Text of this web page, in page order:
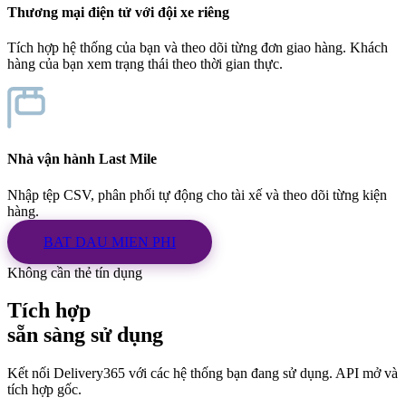
Thương mại điện tử với đội xe riêng
Tích hợp hệ thống của bạn và theo dõi từng đơn giao hàng. Khách
hàng của bạn xem trạng thái theo thời gian thực.
Nhà vận hành Last Mile
Nhập tệp CSV, phân phối tự động cho tài xế và theo dõi từng kiện
hàng.
BAT DAU MIEN PHI
Không cần thẻ tín dụng
Tích hợp
sẵn sàng sử dụng
Kết nối Delivery365 với các hệ thống bạn đang sử dụng. API mở và
tích hợp gốc.